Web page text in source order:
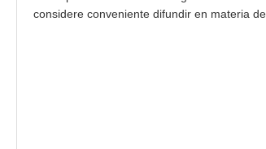
considere conveniente difundir en materia